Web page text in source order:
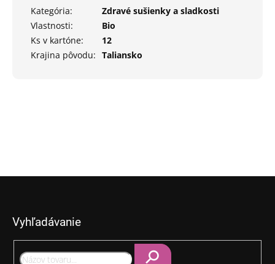
Kategória:
Zdravé sušienky a sladkosti
Vlastnosti:
Bio
Ks v kartóne:
12
Krajina pôvodu: Taliansko
Vyhľadávanie